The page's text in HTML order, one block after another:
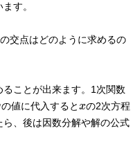
す。
の交点はどのように求めるの
ことが出来ます。1次関数
の値に代入するとxの2次方程
、後は因数分解や解の公式